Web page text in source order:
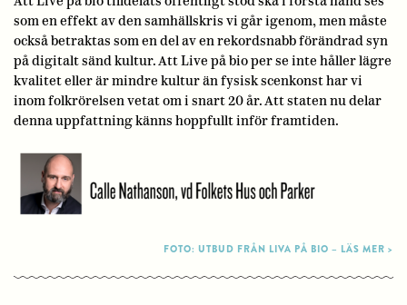
som en effekt av den samhällskris vi går igenom, men måste
också betraktas som en del av en rekordsnabb förändrad syn
på digitalt sänd kultur. Att Live på bio per se inte håller lägre
kvalitet eller är mindre kultur än fysisk scenkonst har vi
inom folkrörelsen vetat om i snart 20 år. Att staten nu delar
denna uppfattning känns hoppfullt inför framtiden.
FOTO: UTBUD FRÅN LIVA PÅ BIO – LÄS MER >